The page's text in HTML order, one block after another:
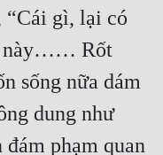
“Cái gì, lại có
này…… Rốt
sống nữa dám
dung như
phạm quan